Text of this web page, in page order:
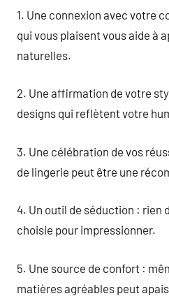
1. Une connexion avec votre
qui vous plaisent vous aide à
naturelles.
2. Une affirmation de votre
designs qui reflètent votre
3. Une célébration de vos
de lingerie peut être une
4. Un outil de séduction : rien
choisie pour impressionner.
5. Une source de confort :
matières agréables peut